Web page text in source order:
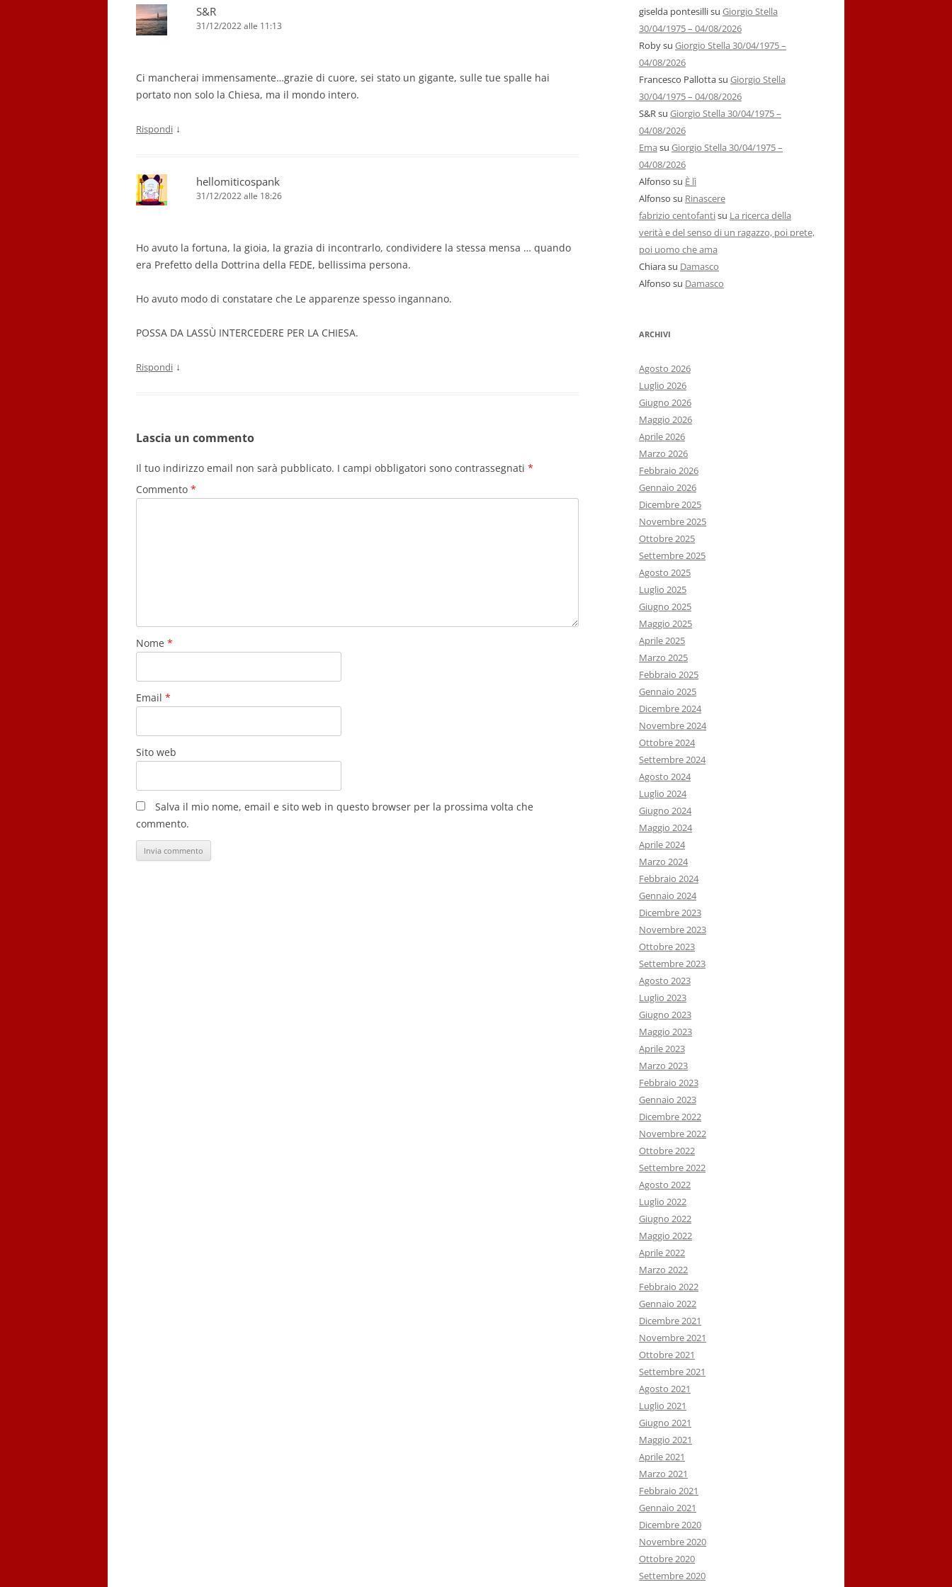
S&R
31/12/2022 alle 11:13
Ci mancherai immensamente…grazie di cuore, sei stato un gigante, sulle tue spalle hai
portato non solo la Chiesa, ma il mondo intero.
Rispondi ↓
hellomiticospank
31/12/2022 alle 18:26
Ho avuto la fortuna, la gioia, la grazia di incontrarlo, condividere la stessa mensa … quando
era Prefetto della Dottrina della FEDE, bellissima persona.
Ho avuto modo di constatare che Le apparenze spesso ingannano.
POSSA DA LASSÙ INTERCEDERE PER LA CHIESA.
Rispondi ↓
Lascia un commento
Il tuo indirizzo email non sarà pubblicato. I campi obbligatori sono contrassegnati *
Commento *
Nome *
Email *
Sito web
Salva il mio nome, email e sito web in questo browser per la prossima volta che
commento.
giselda pontesillisu Giorgio Stella
30/04/1975 – 04/08/2026
Robysu Giorgio Stella 30/04/1975 –
04/08/2026
Francesco Pallottasu Giorgio Stella
30/04/1975 – 04/08/2026
S&Rsu Giorgio Stella 30/04/1975 –
04/08/2026
Ema su Giorgio Stella 30/04/1975 –
04/08/2026
Alfonso su È lì
Alfonso su Rinascere
fabrizio centofantisu La ricerca della
verità e del senso di un ragazzo, poi prete,
poi uomo che ama
Chiarasu Damasco
Alfonso su Damasco
ARCHIVI
Agosto 2026
Luglio 2026
Giugno 2026
Maggio 2026
Aprile 2026
Marzo 2026
Febbraio 2026
Gennaio 2026
Dicembre 2025
Novembre 2025
Ottobre 2025
Settembre 2025
Agosto 2025
Luglio 2025
Giugno 2025
Maggio 2025
Aprile 2025
Marzo 2025
Febbraio 2025
Gennaio 2025
Dicembre 2024
Novembre 2024
Ottobre 2024
Settembre 2024
Agosto 2024
Luglio 2024
Giugno 2024
Maggio 2024
Aprile 2024
Marzo 2024
Febbraio 2024
Gennaio 2024
Dicembre 2023
Novembre 2023
Ottobre 2023
Settembre 2023
Agosto 2023
Luglio 2023
Giugno 2023
Maggio 2023
Aprile 2023
Marzo 2023
Febbraio 2023
Gennaio 2023
Dicembre 2022
Novembre 2022
Ottobre 2022
Settembre 2022
Agosto 2022
Luglio 2022
Giugno 2022
Maggio 2022
Aprile 2022
Marzo 2022
Febbraio 2022
Gennaio 2022
Dicembre 2021
Novembre 2021
Ottobre 2021
Settembre 2021
Agosto 2021
Luglio 2021
Giugno 2021
Maggio 2021
Aprile 2021
Marzo 2021
Febbraio 2021
Gennaio 2021
Dicembre 2020
Novembre 2020
Ottobre 2020
Settembre 2020